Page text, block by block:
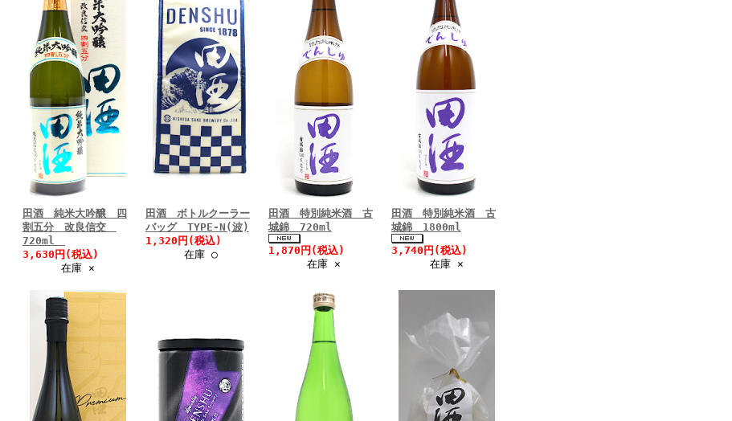
田酒 純米大吟醸 四
割五分 改良信交
720ml
3,630円(税込)
在庫 ×
田酒 ボトルクーラー
バッグ TYPE-N(波)
1,320円(税込)
在庫 ○
田酒 特別純米酒 古
城錦 720ml
1,870円(税込)
在庫 ×
田酒 特別純米酒 古
城錦 1800ml
3,740円(税込)
在庫 ×